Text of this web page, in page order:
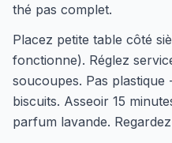
thé pas complet.
Placez petite table côté
fonctionne). Réglez
soucoupes. Pas
biscuits. Asseoir 15
parfum lavande.